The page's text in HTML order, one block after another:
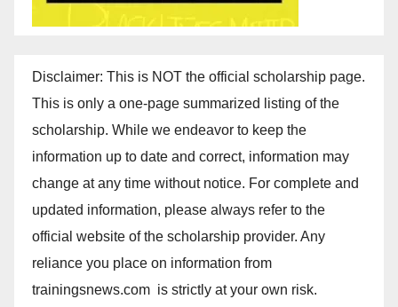
Disclaimer: This is NOT the official scholarship page.
This is only a one-page summarized listing of the
scholarship. While we endeavor to keep the
information up to date and correct, information may
change at any time without notice. For complete and
updated information, please always refer to the
official website of the scholarship provider. Any
reliance you place on information from
trainingsnews.com is strictly at your own risk.